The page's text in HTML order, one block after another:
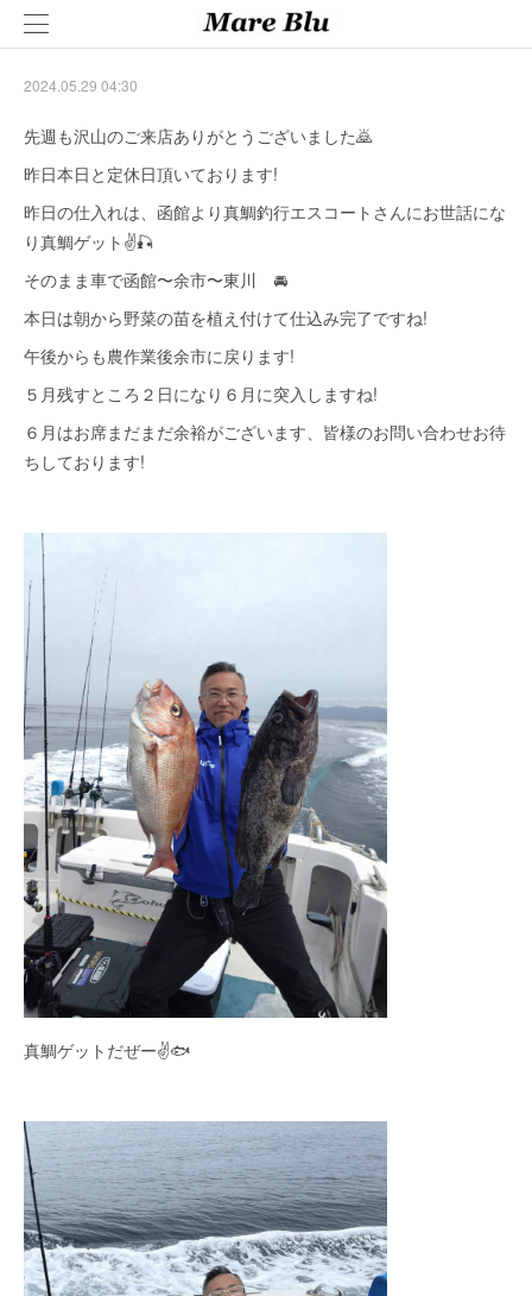
2024.05.29 04:30
先週も沢山のご来店ありがとうございました🙇
昨日本日と定休日頂いております!
昨日の仕入れは、函館より真鯛釣行エスコートさんにお世話にな
り真鯛ゲット✌🎣
そのまま車で函館〜余市〜東川 🚘
本日は朝から野菜の苗を植え付けて仕込み完了ですね!
午後からも農作業後余市に戻ります!
５月残すところ２日になり６月に突入しますね!
６月はお席まだまだ余裕がございます、皆様のお問い合わせお待
ちしております!
真鯛ゲットだぜー✌🐟